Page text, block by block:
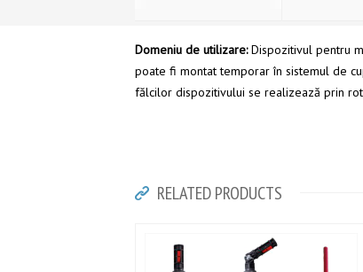
Domeniu de utilizare:Dispozitivul pentru
poate fi montat temporar în sistemul de
fălcilor dispozitivului se realizează prin
RELATED PRODUCTS